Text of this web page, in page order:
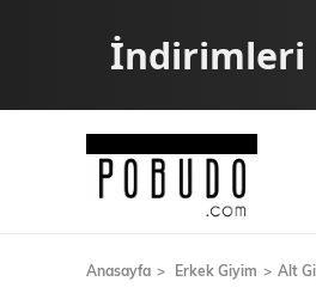
İndirimleri
Anasayfa Erkek Giyim Alt